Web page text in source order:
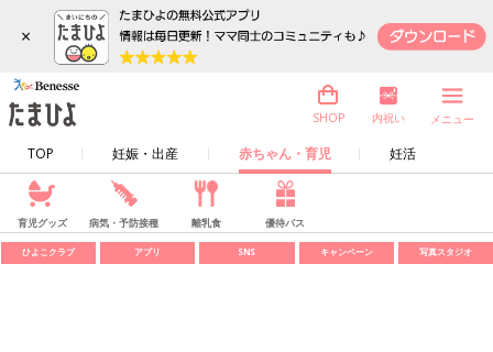
×
TOP 妊娠・出産 赤ちゃん・育児 妊活
SHOP 内祝い メニュー
育児グッズ 病気・予防接種 離乳食 優待パス
ひよこクラブ アプリ SNS キャンペーン 写真スタジオ